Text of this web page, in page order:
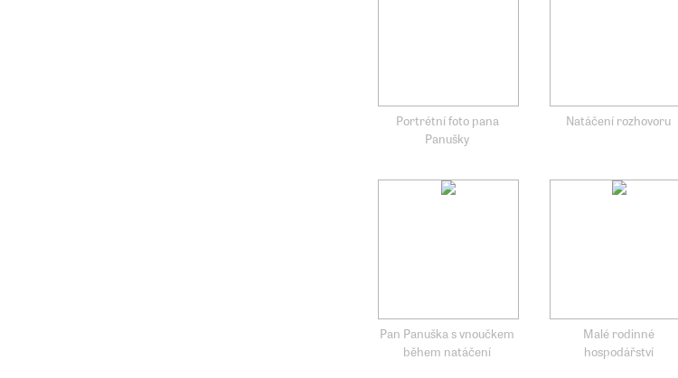
Portrétní foto pana
Panušky
Natáčení rozhovoru
Pan Panuška s vnoučkem
během natáčení
Malé rodinné
hospodářství